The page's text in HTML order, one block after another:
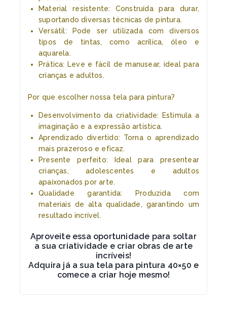
Material resistente: Construída para durar,
suportando diversas técnicas de pintura.
Versátil: Pode ser utilizada com diversos
tipos de tintas, como acrílica, óleo e
aquarela.
Prática: Leve e fácil de manusear, ideal para
crianças e adultos.
Por que escolher nossa tela para pintura?
Desenvolvimento da criatividade: Estimula a
imaginação e a expressão artística.
Aprendizado divertido: Torna o aprendizado
mais prazeroso e eficaz.
Presente perfeito: Ideal para presentear
crianças, adolescentes e adultos
apaixonados por arte.
Qualidade garantida: Produzida com
materiais de alta qualidade, garantindo um
resultado incrível.
Aproveite essa oportunidade para soltar
a sua criatividade e criar obras de arte
incríveis!
Adquira já a sua tela para pintura 40×50 e
comece a criar hoje mesmo!